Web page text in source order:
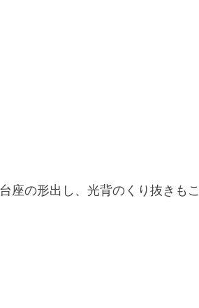
座の形出し、光背のくり抜きもこ